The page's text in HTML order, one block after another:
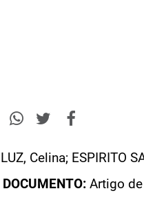
LUZ, Celina; ESPIRITO
Artigo